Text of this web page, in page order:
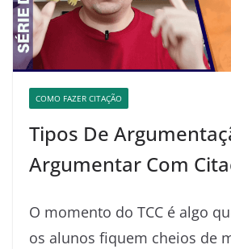
COMO FAZER CITAÇÃO
Tipos De
Argumentar Com
O momento do TCC é algo
os alunos fiquem cheios de